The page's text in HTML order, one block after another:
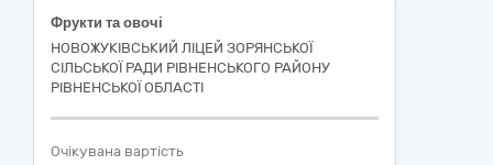
Фрукти та овочі
НОВОЖУКІВСЬКИЙ ЛІЦЕЙ ЗОРЯНСЬКОЇ
СІЛЬСЬКОЇ РАДИ РІВНЕНСЬКОГО РАЙОНУ
РІВНЕНСЬКОЇ ОБЛАСТІ
Очікувана вартість